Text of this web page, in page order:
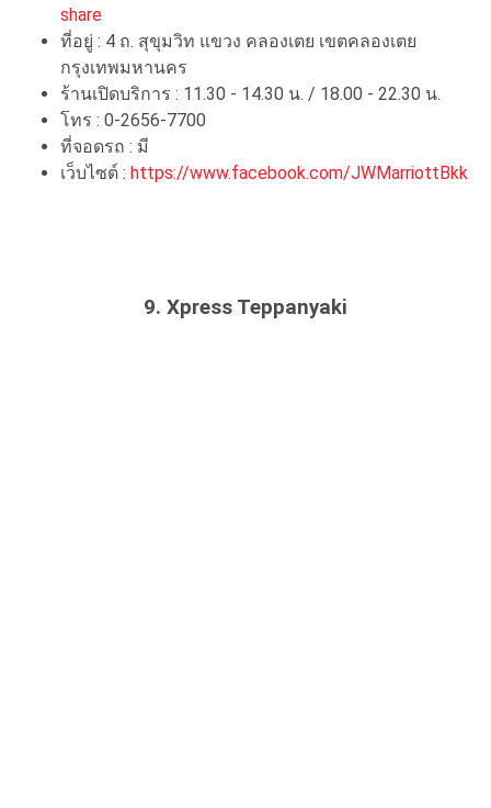
share
ที่อยู่ : 4 ถ. สุขุมวิท แขวง คลองเตย เขตคลองเตย
กรุงเทพมหานคร
ร้านเปิดบริการ : 11.30 - 14.30 น. / 18.00 - 22.30 น.
โทร : 0-2656-7700
ที่จอดรถ : มี
เว็บไซต์ : https://www.facebook.com/JWMarriottBkk
9. Xpress Teppanyaki